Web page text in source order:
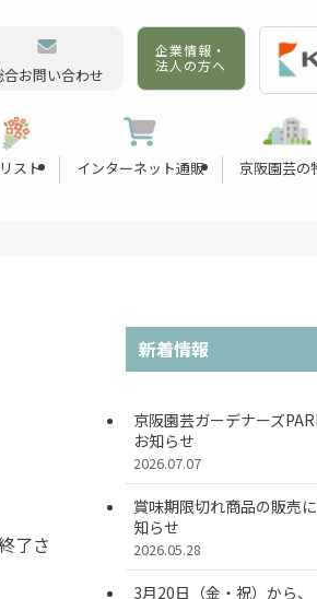
スト インターネット通販 京阪園芸の
合お問い合わせ
企業情報・
法人の方へ
了さ
新着情報
京阪園芸ガーデナーズ
お知らせ
2026.07.07
賞味期限切れ商品の販売
知らせ
2026.05.28
3月20日（金・祝）から